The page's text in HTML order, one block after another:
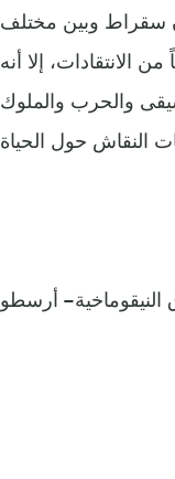
سقراط وبين مختلف
الانتقادات، إلا أنه
والحرب والملوك